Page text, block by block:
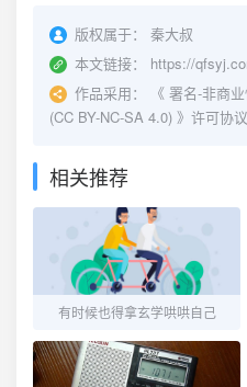
版权属于：
秦大叔
本文链接：
https://
作品采用：
《 署名-非商
(CC BY-NC-SA 4.0) 》许可协
相关推荐
有时候也得拿玄学哄哄自己